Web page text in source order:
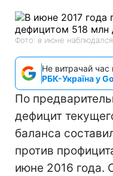
Фото: в июне
Не витрачай час
РБК-Україна у
По
дефицит
баланса
против
июне 2016 года.